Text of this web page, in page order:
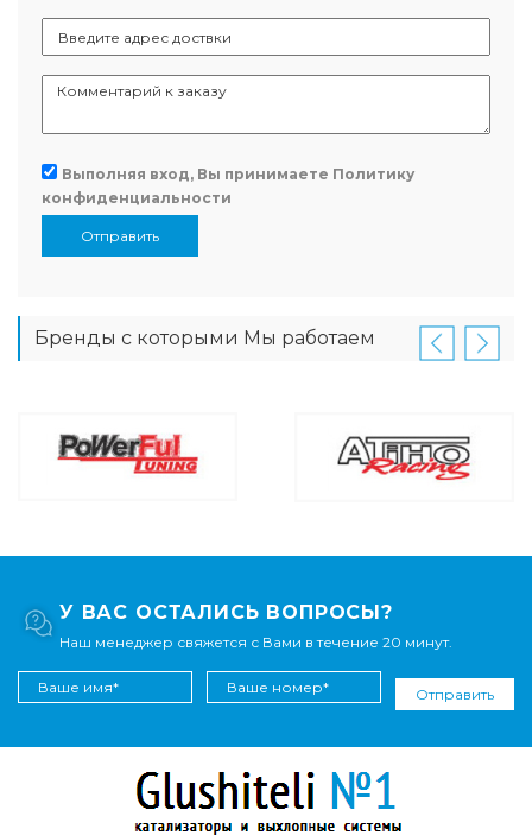
Выполняя вход, Вы принимаете Политику
конфиденциальности
Отправить
Бренды с которыми Мы работаем
У ВАС ОСТАЛИСЬ ВОПРОСЫ?
Наш менеджер свяжется с Вами в течение 20 минут.
Отправить